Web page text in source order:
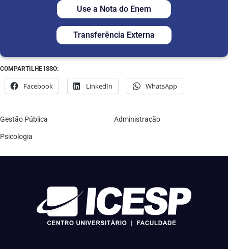
Use a Nota do Enem
Transferência Externa
COMPARTILHE ISSO:
Facebook LinkedIn WhatsApp
Gestão Pública Administração
Psicologia